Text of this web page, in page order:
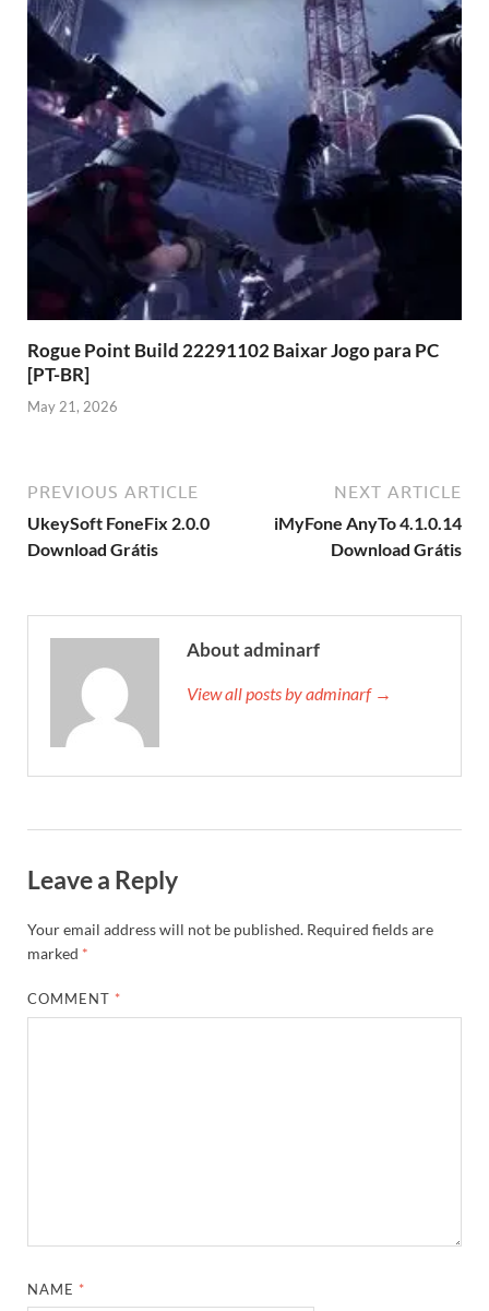
Rogue Point Build 22291102 Baixar Jogo para PC
[PT-BR]
May 21, 2026
PREVIOUS ARTICLE
UkeySoft FoneFix 2.0.0
Download Grátis
NEXT ARTICLE
iMyFone AnyTo 4.1.0.14
Download Grátis
About adminarf
View all posts by adminarf →
Leave a Reply
Your email address will not be published. Required fields are
marked *
COMMENT *
NAME *